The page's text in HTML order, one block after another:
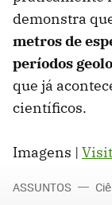
demonstra
metros de
períodos
que já
científicos.
Imagens |
ASSUNTOS